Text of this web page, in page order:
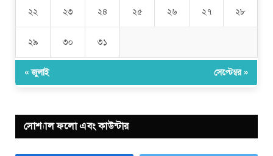
২২ ২৩ ২৪ ২৫ ২৬ ২৭ ২৮
২৯ ৩০ ৩১
« জুলাই সেপ্টেম্বর »
সোশ্যাল ফলো এবং কাউন্টার